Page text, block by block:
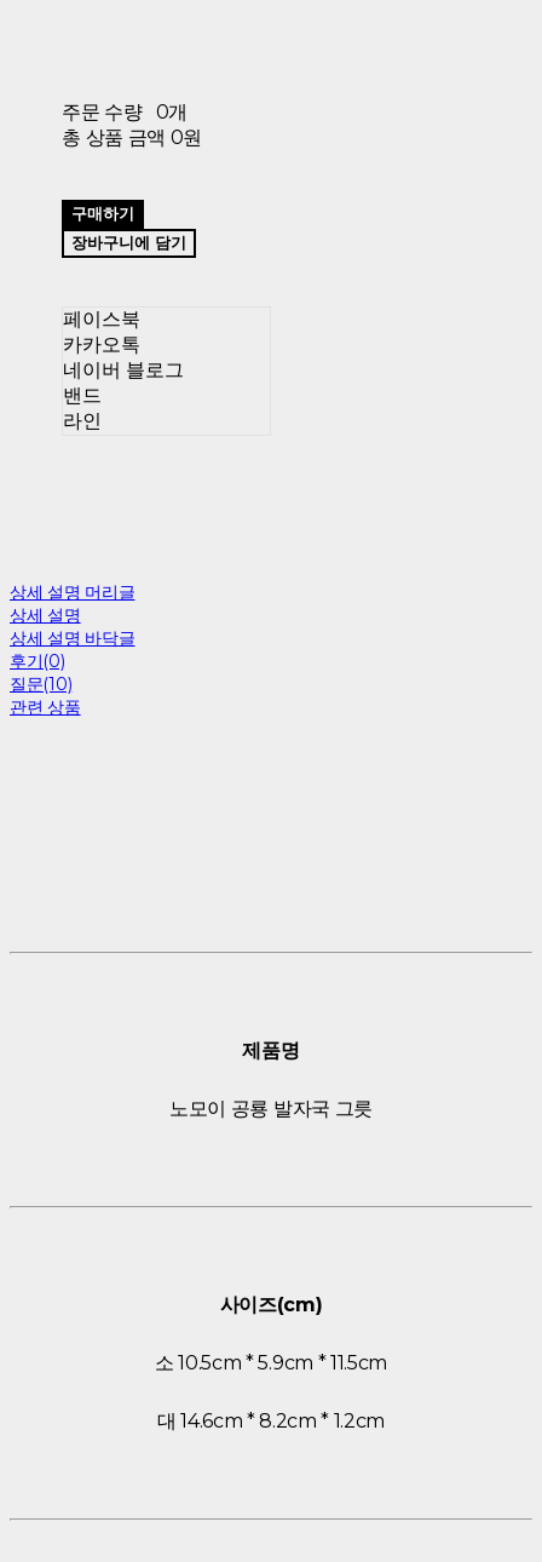
주문 수량
0개
총 상품 금액 0원
구매하기
장바구니에 담기
페이스북
카카오톡
네이버 블로그
밴드
라인
상세 설명 머리글
상세 설명
상세 설명 바닥글
후기(0)
질문(10)
관련 상품
제품명
노모이 공룡 발자국 그릇
사이즈(cm)
소 10.5cm * 5.9cm * 11.5cm
대 14.6cm * 8.2cm * 1.2cm